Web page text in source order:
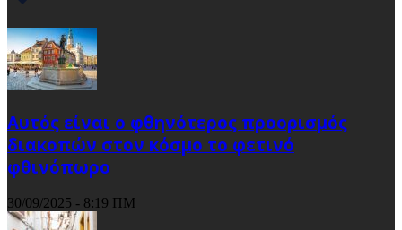
Αυτός είναι ο φθηνότερος προορισμός
διακοπών στον κόσμο το φετινό
φθινόπωρο
30/09/2025 - 8:19 ΠΜ